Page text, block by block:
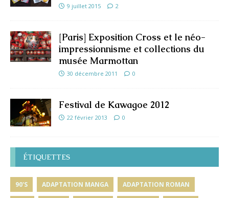
9 juillet 2015 2
[Paris] Exposition Cross et le néo-
impressionnisme et collections du
musée Marmottan
30 décembre 2011 0
Festival de Kawagoe 2012
22 février 2013 0
ÉTIQUETTES
90'S ADAPTATION MANGA ADAPTATION ROMAN